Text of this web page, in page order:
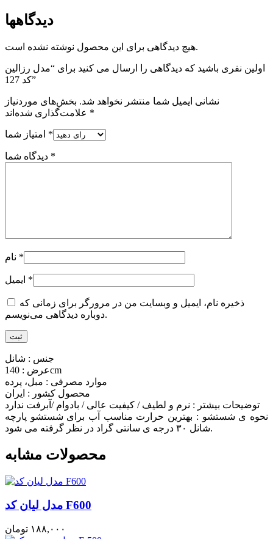
دیدگاهها
هیچ دیدگاهی برای این محصول نوشته نشده است.
اولین نفری باشید که دیدگاهی را ارسال می کنید برای “مدل رزالین
کد 127”
نشانی ایمیل شما منتشر نخواهد شد. بخش‌های موردنیاز
*
*
*
*
*
ذخیره نام، ایمیل و وبسایت من در مرورگر برای زمانی که
دوباره دیدگاهی می‌نویسم.
جنس : شانل
عرض : 140cm
موارد مصرفی : مبل، پرده
محصول کشور : ایران
توضیحات بیشتر : نرم و لطیف / کیفیت عالی / بادوام /آبرفت ندارد
نحوه ی شستشو : بهترین حرارت مناسب آب برای شستشو پارچه
شانل ۳۰ درجه ی سانتی گراد در نظر گرفته می شود.
محصولات مشابه
مدل لیان کد F600
۱۸۸,۰۰۰ تومان